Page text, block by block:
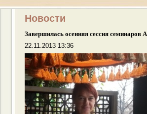
Новости
Завершилась осенняя сессия семинаров
22.11.2013 13:36